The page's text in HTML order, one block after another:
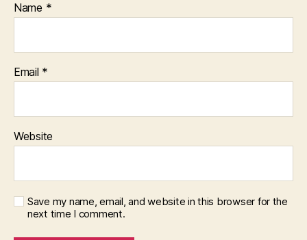
Name *
Email *
Website
Save my name, email, and website in this browser for the
next time I comment.